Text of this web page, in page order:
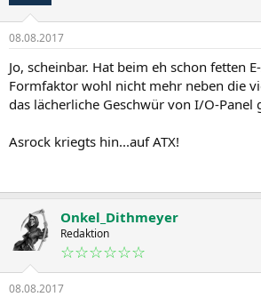
08.08.2017
Jo, scheinbar. Hat beim eh schon fetten E-
Formfaktor wohl nicht mehr neben die
das lächerliche Geschwür von I/O-Panel
Asrock kriegts hin...auf ATX!
Onkel_Dithmeyer
Redaktion
☆☆☆☆☆☆
08.08.2017